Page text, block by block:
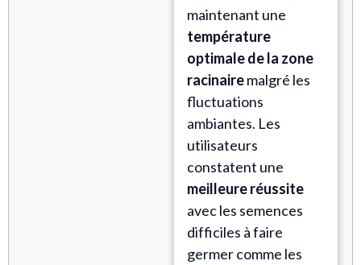
maintenant une
température
optimale de la zone
racinairemalgré les
fluctuations
ambiantes. Les
utilisateurs
constatent une
meilleure réussite
avec les semences
difficiles à faire
germer comme les